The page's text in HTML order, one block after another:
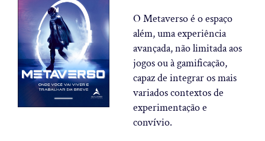
Image
O Metaverso é o espaço
além, uma experiência
avançada, não limitada aos
jogos ou à gamificação,
capaz de integrar os mais
variados contextos de
experimentação e
convívio.